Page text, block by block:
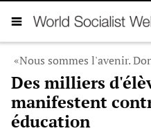
«Nous sommes l'avenir.
Des milliers
manifestent
éducation